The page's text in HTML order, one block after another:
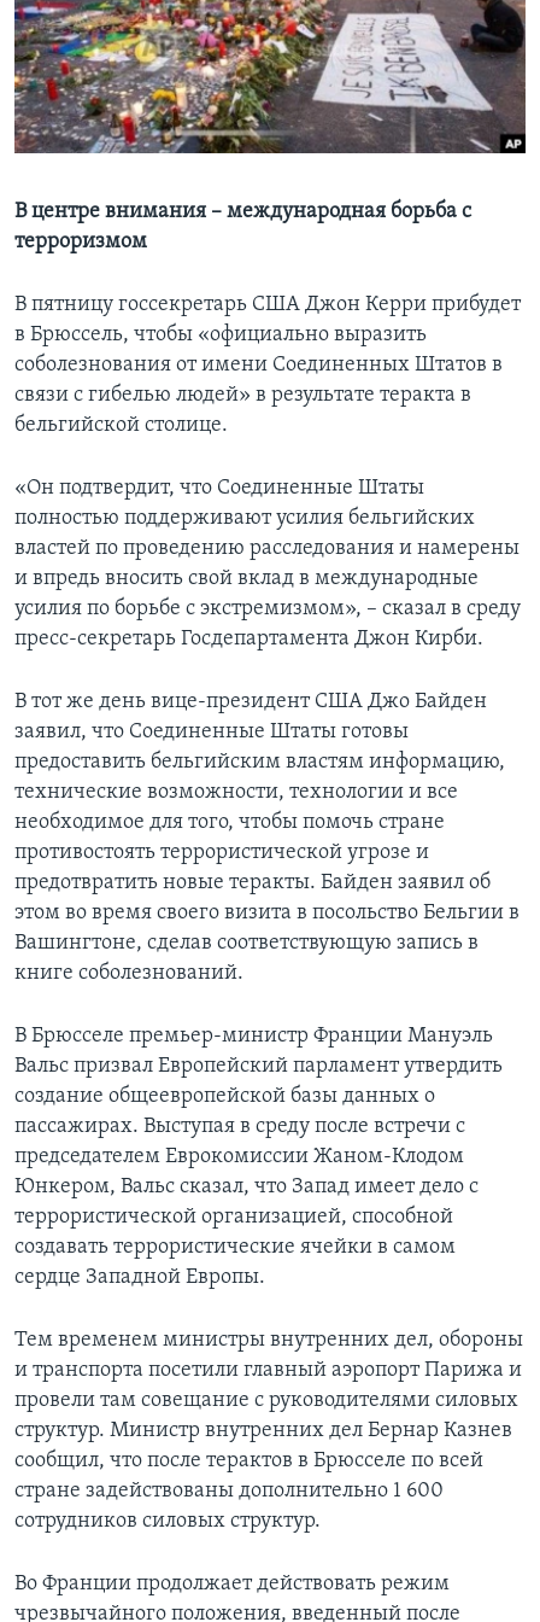
Learning English
СОЦИАЛЬНЫЕ СЕТИ
Языки
В центре внимания – международная борьба с
терроризмом
В пятницу госсекретарь США Джон Керри прибудет
в Брюссель, чтобы «официально выразить
соболезнования от имени Соединенных Штатов в
связи с гибелью людей» в результате теракта в
бельгийской столице.
«Он подтвердит, что Соединенные Штаты
полностью поддерживают усилия бельгийских
властей по проведению расследования и намерены
и впредь вносить свой вклад в международные
усилия по борьбе с экстремизмом», – сказал в среду
пресс-секретарь Госдепартамента Джон Кирби.
В тот же день вице-президент США Джо Байден
заявил, что Соединенные Штаты готовы
предоставить бельгийским властям информацию,
технические возможности, технологии и все
необходимое для того, чтобы помочь стране
противостоять террористической угрозе и
предотвратить новые теракты. Байден заявил об
этом во время своего визита в посольство Бельгии в
Вашингтоне, сделав соответствующую запись в
книге соболезнований.
В Брюсселе премьер-министр Франции Мануэль
Вальс призвал Европейский парламент утвердить
создание общеевропейской базы данных о
пассажирах. Выступая в среду после встречи с
председателем Еврокомиссии Жаном-Клодом
Юнкером, Вальс сказал, что Запад имеет дело с
террористической организацией, способной
создавать террористические ячейки в самом
сердце Западной Европы.
Тем временем министры внутренних дел, обороны
и транспорта посетили главный аэропорт Парижа и
провели там совещание с руководителями силовых
структур. Министр внутренних дел Бернар Казнев
сообщил, что после терактов в Брюсселе по всей
стране задействованы дополнительно 1 600
сотрудников силовых структур.
Во Франции продолжает действовать режим
чрезвычайного положения, введенный после